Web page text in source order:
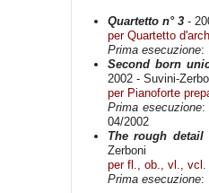
Quartetto n° 3 -
per Quartetto
Prima esecuzione:
Second born
2002 - Suvini-
per Pianoforte
Prima esecuzione:
04/2002
The rough
Zerboni
per fl., ob., vl., vcl.
Prima esecuzione: